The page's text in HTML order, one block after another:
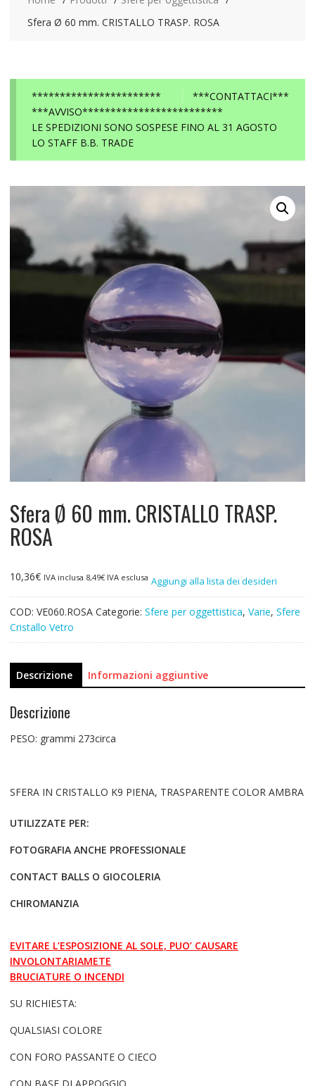
Sfera Ø 60 mm. CRISTALLO TRASP. ROSA
***CONTATTACI***
***********************
***AVVISO*************************
LE SPEDIZIONI SONO SOSPESE FINO AL 31 AGOSTO
LO STAFF B.B. TRADE
Sfera Ø 60 mm. CRISTALLO TRASP.
ROSA
10,36€ IVA inclusa 8,49€IVA esclusa Aggiungi alla lista dei desideri
COD: VE060.ROSA Categorie: Sfere per oggettistica, Varie, Sfere
Cristallo Vetro
Descrizione Informazioni aggiuntive
Descrizione
PESO: grammi 273circa
SFERA IN CRISTALLO K9 PIENA, TRASPARENTE COLOR AMBRA
UTILIZZATE PER:
FOTOGRAFIA ANCHE PROFESSIONALE
CONTACT BALLS O GIOCOLERIA
CHIROMANZIA
EVITARE L’ESPOSIZIONE AL SOLE, PUO’ CAUSARE
INVOLONTARIAMETE
BRUCIATURE O INCENDI
SU RICHIESTA:
QUALSIASI COLORE
CON FORO PASSANTE O CIECO